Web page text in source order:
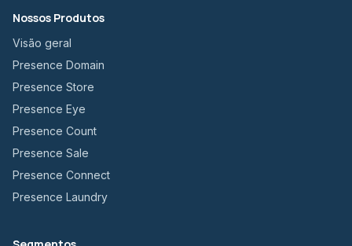
Nossos Produtos
Visão geral
Presence Domain
Presence Store
Presence Eye
Presence Count
Presence Sale
Presence Connect
Presence Laundry